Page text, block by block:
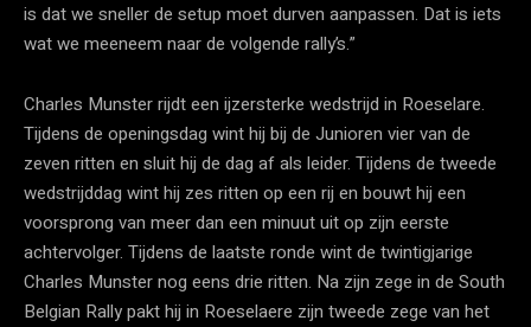
is dat we sneller de setup moet durven aanpassen. Dat is iets
wat we meeneem naar de volgende rally’s.”
Charles Munster rijdt een ijzersterke wedstrijd in Roeselare.
Tijdens de openingsdag wint hij bij de Junioren vier van de
zeven ritten en sluit hij de dag af als leider. Tijdens de tweede
wedstrijddag wint hij zes ritten op een rij en bouwt hij een
voorsprong van meer dan een minuut uit op zijn eerste
achtervolger. Tijdens de laatste ronde wint de twintigjarige
Charles Munster nog eens drie ritten. Na zijn zege in de South
Belgian Rally pakt hij in Roeselaere zijn tweede zege van het